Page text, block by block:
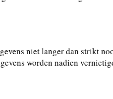
niet langer dan strikt
worden nadien